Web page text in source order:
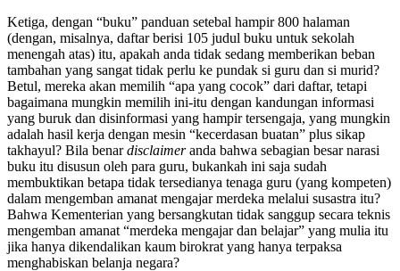
Ketiga, dengan “buku” panduan setebal hampir 800 halaman
(dengan, misalnya, daftar berisi 105 judul buku untuk sekolah
menengah atas) itu, apakah anda tidak sedang memberikan beban
tambahan yang sangat tidak perlu ke pundak si guru dan si murid?
Betul, mereka akan memilih “apa yang cocok” dari daftar, tetapi
bagaimana mungkin memilih ini-itu dengan kandungan informasi
yang buruk dan disinformasi yang hampir tersengaja, yang mungkin
adalah hasil kerja dengan mesin “kecerdasan buatan” plus sikap
takhayul? Bila benardisclaimeranda bahwa sebagian besar narasi
buku itu disusun oleh para guru, bukankah ini saja sudah
membuktikan betapa tidak tersedianya tenaga guru (yang kompeten)
dalam mengemban amanat mengajar merdeka melalui susastra itu?
Bahwa Kementerian yang bersangkutan tidak sanggup secara teknis
mengemban amanat “merdeka mengajar dan belajar” yang mulia itu
jika hanya dikendalikan kaum birokrat yang hanya terpaksa
menghabiskan belanja negara?